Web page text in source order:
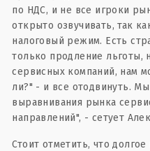
по НДС, и не все игроки
открыто озвучивать, так
налоговый режим. Есть
только продление льготы,
сервисных компаний, нам
ли?" - и все отодвинуть.
выравнивания рынка
направлений", - сетует
Стоит отметить, что